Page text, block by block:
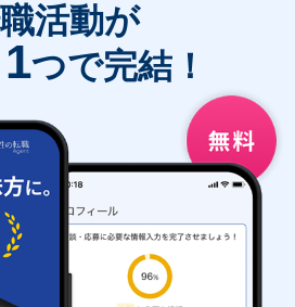
活動が
1つで完結！